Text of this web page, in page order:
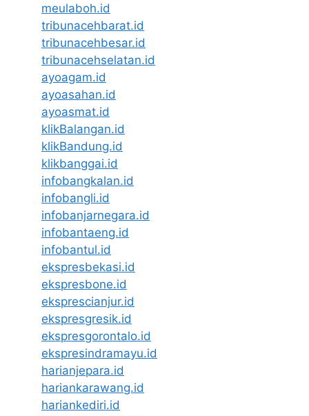
meulaboh.id
tribunacehbarat.id
tribunacehbesar.id
tribunacehselatan.id
ayoagam.id
ayoasahan.id
ayoasmat.id
klikBalangan.id
klikBandung.id
klikbanggai.id
infobangkalan.id
infobangli.id
infobanjarnegara.id
infobantaeng.id
infobantul.id
ekspresbekasi.id
ekspresbone.id
eksprescianjur.id
ekspresgresik.id
ekspresgorontalo.id
ekspresindramayu.id
harianjepara.id
hariankarawang.id
hariankediri.id